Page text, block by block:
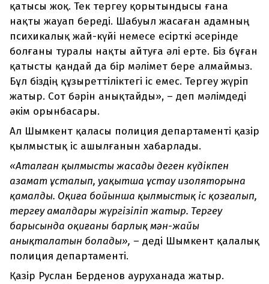
қатысы жоқ. Тек тергеу қорытындысы ғана
нақты жауап береді. Шабуыл жасаған адамның
психикалық жай-күйі немесе есірткі әсерінде
болғаны туралы нақты айтуға әлі ерте. Біз бұған
қатысты қандай да бір мәлімет бере алмаймыз.
Бұл біздің құзыреттіліктегі іс емес. Тергеу жүріп
жатыр. Сот бәрін анықтайды», – деп мәлімдеді
әкім орынбасары.
Ал Шымкент қаласы полиция департаменті қазір
қылмыстық іс ашылғанын хабарлады.
«Аталған қылмысты жасады деген күдікпен
азамат ұсталып, уақытша ұстау изоляторына
қамалды. Оқиға бойынша қылмыстық іс қозғалып,
тергеу амалдары жүргізіліп жатыр. Тергеу
барысында оқиғаның барлық мән-жайы
анықталатын болады», – деді Шымкент қалалық
полиция департаменті.
Қазір Руслан Берденов ауруханада жатыр.